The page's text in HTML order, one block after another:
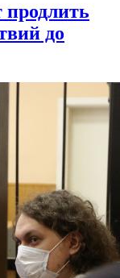
продлить
до